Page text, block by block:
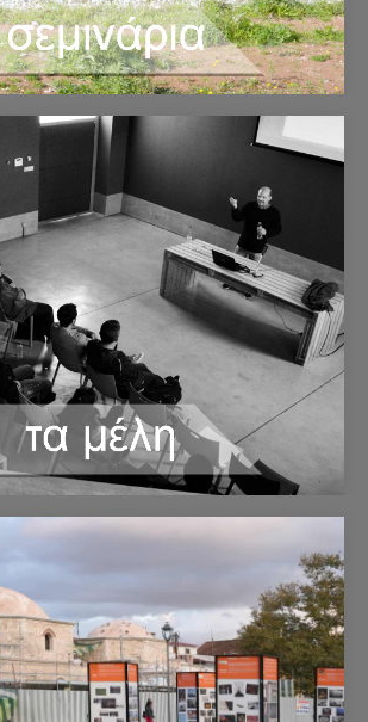
που διοργανώνει η
Κορίνθου.
της δουλειάς των μελών της
Κορίνθου